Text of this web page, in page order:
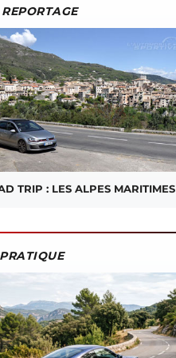
TRIP : LES ALPES MARITIMES